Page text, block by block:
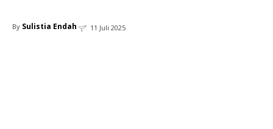
By Sulistia Endah 11 Juli 2025